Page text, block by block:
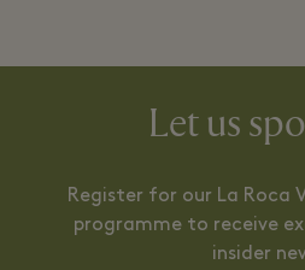
Let us
Register for our La Roca
programme to receive
insider